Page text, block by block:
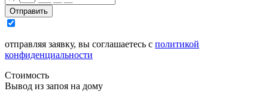
Отправить
отправляя заявку, вы соглашаетесь с политикой
конфиденциальности
Стоимость
Вывод из запоя на дому